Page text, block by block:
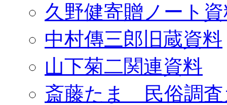
久野健寄贈ノート
中村傳三郎旧蔵資料
山下菊二関連資料
斎藤たま 民俗調査